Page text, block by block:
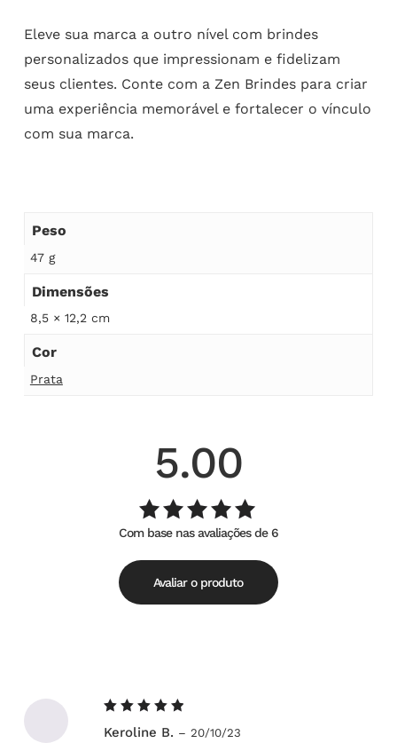
Eleve sua marca a outro nível com brindes
personalizados que impressionam e fidelizam
seus clientes. Conte com a Zen Brindes para criar
uma experiência memorável e fortalecer o vínculo
com sua marca.
Peso
47 g
Dimensões
8,5 × 12,2 cm
Cor
Prata
5.00
Avaliação
5.00de
5
Com base nas avaliações de 6
Avaliar o produto
5de 5
Keroline B. – 20/10/23